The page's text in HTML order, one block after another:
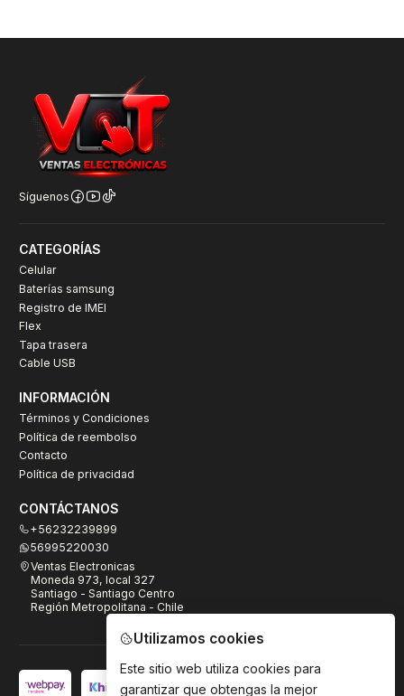
Síguenos
CATEGORÍAS
Celular
Baterías samsung
Registro de IMEI
Flex
Tapa trasera
Cable USB
INFORMACIÓN
Términos y Condiciones
Política de reembolso
Contacto
Política de privacidad
CONTÁCTANOS
+56232239899
56995220030
Ventas Electronicas
Moneda 973, local 327
Santiago - Santiago Centro
Región Metropolitana - Chile
Utilizamos cookies
Este sitio web utiliza cookies para
garantizar que obtengas la mejor